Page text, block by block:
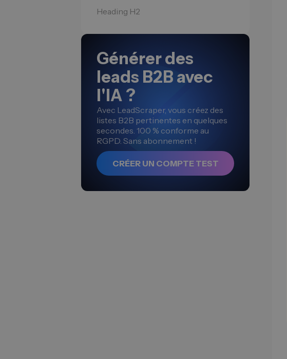
Heading H2
Générer des
leads B2B avec
l'IA ?
Avec LeadScraper, vous créez des
listes B2B pertinentes en quelques
secondes. 100 % conforme au
RGPD. Sans abonnement !
CRÉER UN COMPTE TEST